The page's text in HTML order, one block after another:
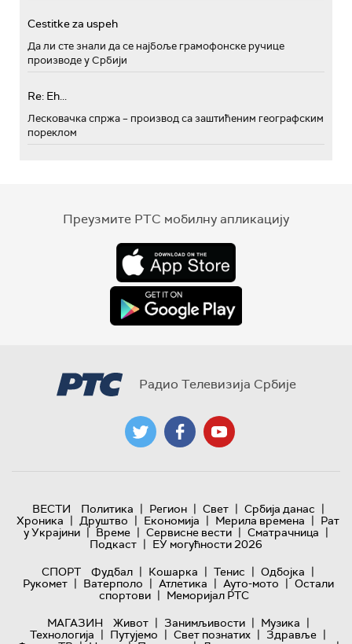
Cestitke za uspeh
Да ли сте знали да се најбоље грамофонске ручице
производе у Србији
Re: Eh...
Лесковачка спржа – производ са заштићеним географским
пореклом
Преузмите РТС мобилну апликацију
Радио Телевизија Србије
ВЕСТИ Политика | Регион | Свет | Србија данас |
Хроника | Друштво | Економија | Мерила времена | Рат
у Украјини | Време | Сервисне вести | Сматрачница |
Подкаст | ЕУ могућности 2026
СПОРТ
Фудбал | Кошарка | Тенис | Одбојка |
Рукомет | Ватерполо | Атлетика | Ауто-мото | Остали
спортови | Меморијал РТС
МАГАЗИН
Живот | Занимљивости | Музика |
Технологијa | Путујемо | Свет познатих | Здравље |